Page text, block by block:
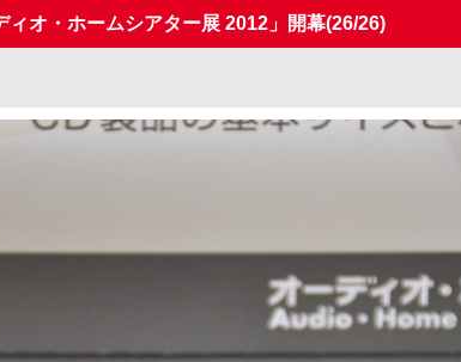
オ・ホームシアター展 2012」開幕(26/26)